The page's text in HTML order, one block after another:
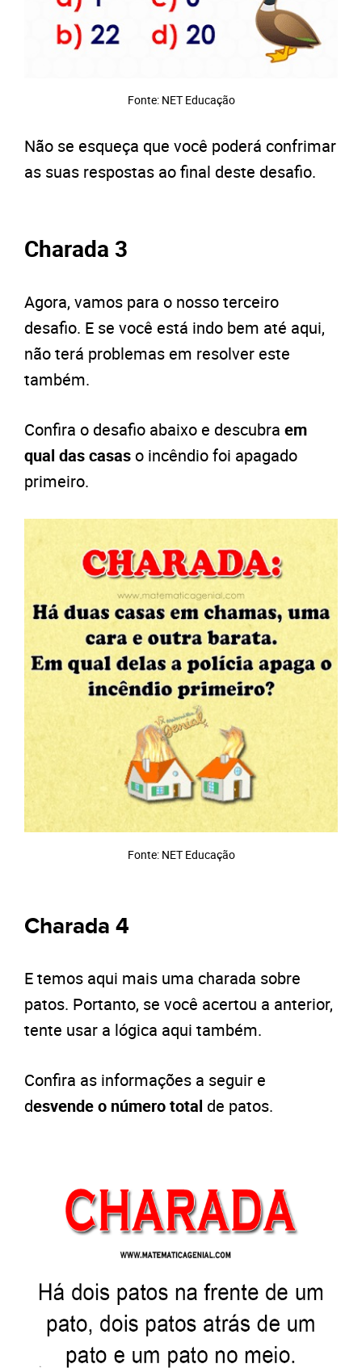
Fonte: NET Educação
Não se esqueça que você poderá confrimar
as suas respostas ao final deste desafio.
Charada 3
Agora, vamos para o nosso terceiro
desafio. E se você está indo bem até aqui,
não terá problemas em resolver este
também.
Confira o desafio abaixo e descubra em
qual das casaso incêndio foi apagado
primeiro.
Fonte: NET Educação
Charada 4
E temos aqui mais uma charada sobre
patos. Portanto, se você acertou a anterior,
tente usar a lógica aqui também.
Confira as informações a seguir e
desvende o número total de patos.